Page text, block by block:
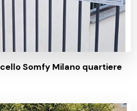
Somfy Milano quartiere